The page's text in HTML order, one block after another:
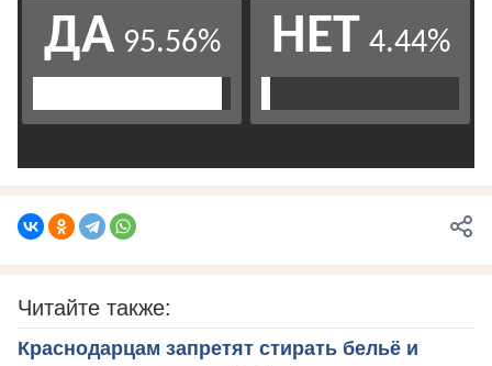
Читайте также:
Краснодарцам запретят стирать бельё и